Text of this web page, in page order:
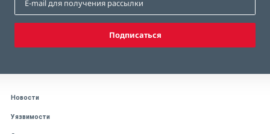
Подписаться
Новости
Уязвимости